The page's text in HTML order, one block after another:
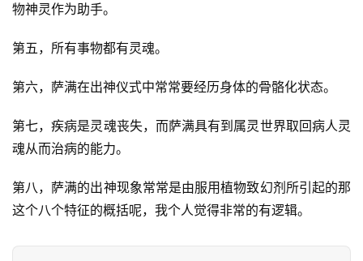
物神灵作为助手。
第五，所有事物都有灵魂。
第六，萨满在出神仪式中常常要经历身体的骨骼化状态。
第七，疾病是灵魂丧失，而萨满具有到属灵世界取回病人灵
魂从而治病的能力。
第八，萨满的出神现象常常是由服用植物致幻剂所引起的那
这个八个特征的概括呢，我个人觉得非常的有逻辑。